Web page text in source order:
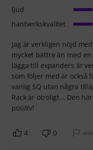
Jag är verkligen nöjd
mycket bättre än med
lägga till expanders är
som följer med är också
vanlig SQ utan några
Rack är otroligt... Den
positiv!
ljud
hantverkskvalitet
4 0